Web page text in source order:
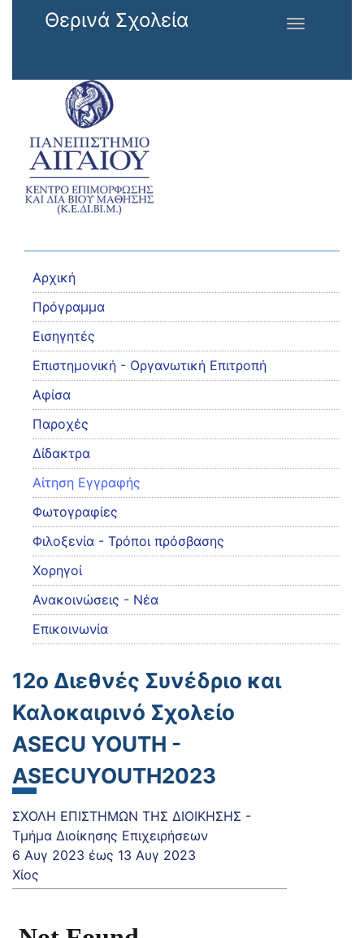
Παράκαμψη προς το κυρίως περιεχόμενο
Θερινά Σχολεία
Toggle
Αρχική
Πρόγραμμα
Εισηγητές
Eπιστημονική - Οργανωτική Επιτροπή
Αφίσα
Παροχές
Δίδακτρα
Αίτηση Εγγραφής
Φωτογραφίες
Φιλοξενία - Τρόποι πρόσβασης
Χορηγοί
Ανακοινώσεις - Νέα
Επικοινωνία
12ο Διεθνές Συνέδριο και
Καλοκαιρινό Σχολείο
ASECU YOUTH -
ASECUYOUTH2023
ΣΧΟΛΗ ΕΠΙΣΤΗΜΩΝ ΤΗΣ ΔΙΟΙΚΗΣΗΣ -
Τμήμα Διοίκησης Επιχειρήσεων
6 Αυγ 2023 έως 13 Αυγ 2023
Χίος